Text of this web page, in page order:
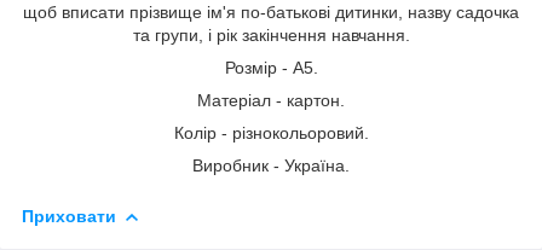
щоб вписати прізвище ім'я по-батькові дитинки, назву садочка
та групи, і рік закінчення навчання.
Розмір - А5.
Матеріал - картон.
Колір - різнокольоровий.
Виробник - Україна.
Приховати